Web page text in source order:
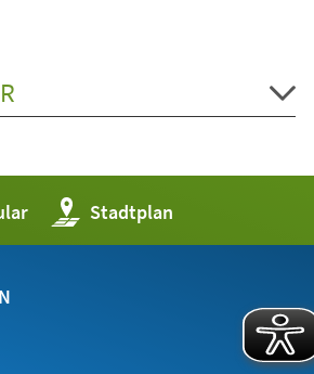
Stadtplan
(Öffnet
in
einem